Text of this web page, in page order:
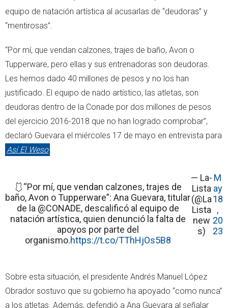
equipo de natación artística al acusarlas de “deudoras” y
“mentirosas”.
“Por mí, que vendan calzones, trajes de baño, Avon o
Tupperware, pero ellas y sus entrenadoras son deudoras.
Les hemos dado 40 millones de pesos y no los han
justificado. El equipo de nado artístico, las atletas, son
deudoras dentro de la Conade por dos millones de pesos
del ejercicio 2016-2018 que no han logrado comprobar”,
declaró Guevara el miércoles 17 de mayo en entrevista para
Así El Weso .
🩱“Por mí, que vendan calzones, trajes de
baño, Avon o Tupperware”: Ana Guevara, titular
de la @CONADE, descalificó al equipo de
natación artística, quien denunció la falta de
apoyos por parte del
organismo.https://t.co/TThHjOs5B8
— La-
Lista
(@La
Lista
new
s)
M
ay
18
,
20
23
Sobre esta situación, el presidente Andrés Manuel López
Obrador sostuvo que su gobierno ha apoyado “como nunca”
a los atletas. Además, defendió a Ana Guevara al señalar